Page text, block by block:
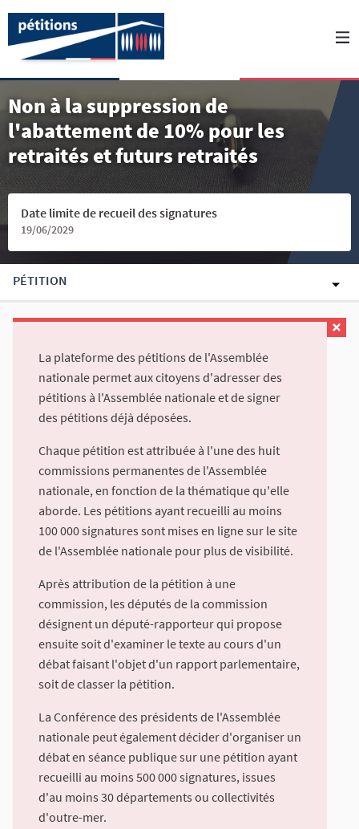
Non à la suppression de
l'abattement de 10% pour les
retraités et futurs retraités
Date limite de recueil des signatures
19/06/2029
PÉTITION
La plateforme des pétitions de l'Assemblée
nationale permet aux citoyens d'adresser des
pétitions à l'Assemblée nationale et de signer
des pétitions déjà déposées.
Chaque pétition est attribuée à l'une des huit
commissions permanentes de l'Assemblée
nationale, en fonction de la thématique qu'elle
aborde. Les pétitions ayant recueilli au moins
100 000 signatures sont mises en ligne sur le site
de l'Assemblée nationale pour plus de visibilité.
Après attribution de la pétition à une
commission, les députés de la commission
désignent un député-rapporteur qui propose
ensuite soit d'examiner le texte au cours d'un
débat faisant l'objet d'un rapport parlementaire,
soit de classer la pétition.
La Conférence des présidents de l'Assemblée
nationale peut également décider d'organiser un
débat en séance publique sur une pétition ayant
recueilli au moins 500 000 signatures, issues
d'au moins 30 départements ou collectivités
d'outre-mer.